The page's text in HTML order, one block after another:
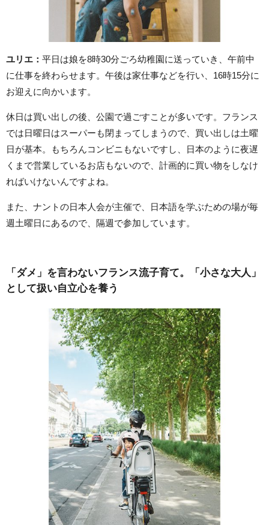
ユリエ： 平日は娘を8時30分ごろ幼稚園に送っていき、午前中
に仕事を終わらせます。午後は家仕事などを行い、16時15分に
お迎えに向かいます。
休日は買い出しの後、公園で過ごすことが多いです。フランス
では日曜日はスーパーも閉まってしまうので、買い出しは土曜
日が基本。もちろんコンビニもないですし、日本のように夜遅
くまで営業しているお店もないので、計画的に買い物をしなけ
ればいけないんですよね。
また、ナントの日本人会が主催で、日本語を学ぶための場が毎
週土曜日にあるので、隔週で参加しています。
「ダメ」を言わないフランス流子育て。「小さな大人」
として扱い自立心を養う